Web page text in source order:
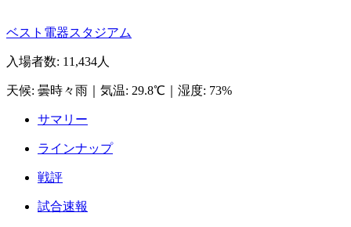
ベスト電器スタジアム
入場者数: 11,434人
天候: 曇時々雨 気温: 29.8℃ 湿度: 73%
サマリー
ラインナップ
戦評
試合速報